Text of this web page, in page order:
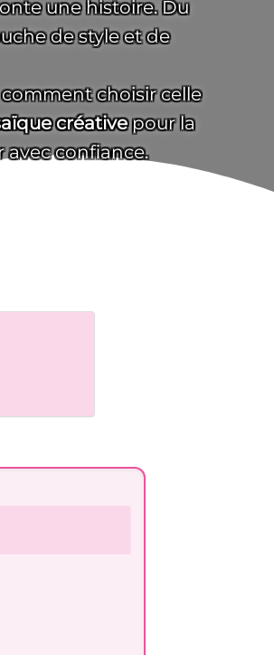
une histoire. Du
de style et de
choisir celle
créativepour la
avec confiance.